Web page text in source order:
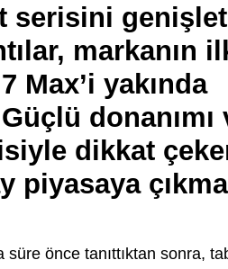
serisini
markanın
Max’i yakında
donanımı
dikkat
önce tanıttıktan sonra,